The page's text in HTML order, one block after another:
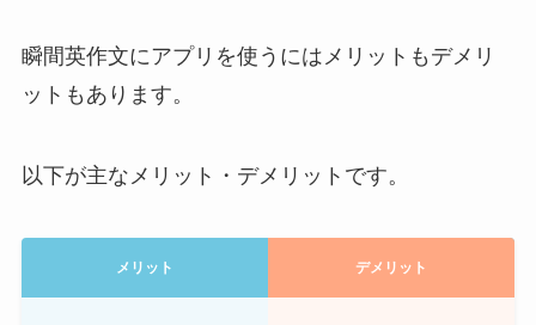
瞬間英作文にアプリを使うにはメリットもデメリ
ットもあります。
以下が主なメリット・デメリットです。
メリット デメリット